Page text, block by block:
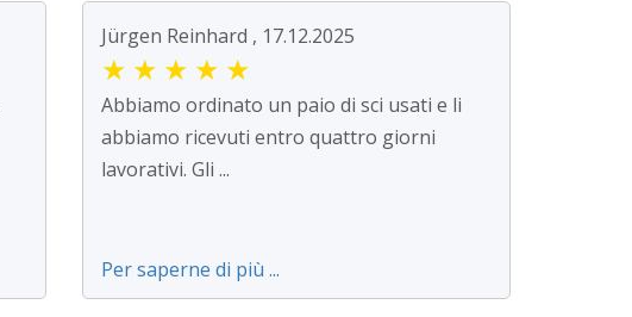
Jürgen Reinhard , 17.12.2025
★ ★ ★ ★ ★
Abbiamo ordinato un paio di sci usati e li
abbiamo ricevuti entro quattro giorni
lavorativi. Gli ...
Per saperne di più ...